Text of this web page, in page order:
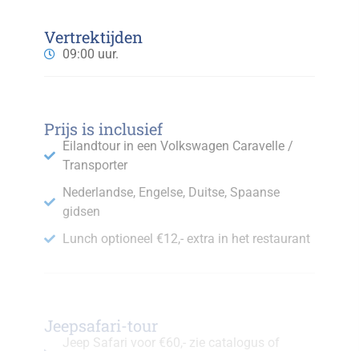
Vertrektijden
09:00 uur.
Prijs is inclusief
Eilandtour in een Volkswagen Caravelle /
Transporter
Nederlandse, Engelse, Duitse, Spaanse
gidsen
Lunch optioneel €12,- extra in het restaurant
Jeepsafari-tour
Jeep Safari voor €60,- zie catalogus of